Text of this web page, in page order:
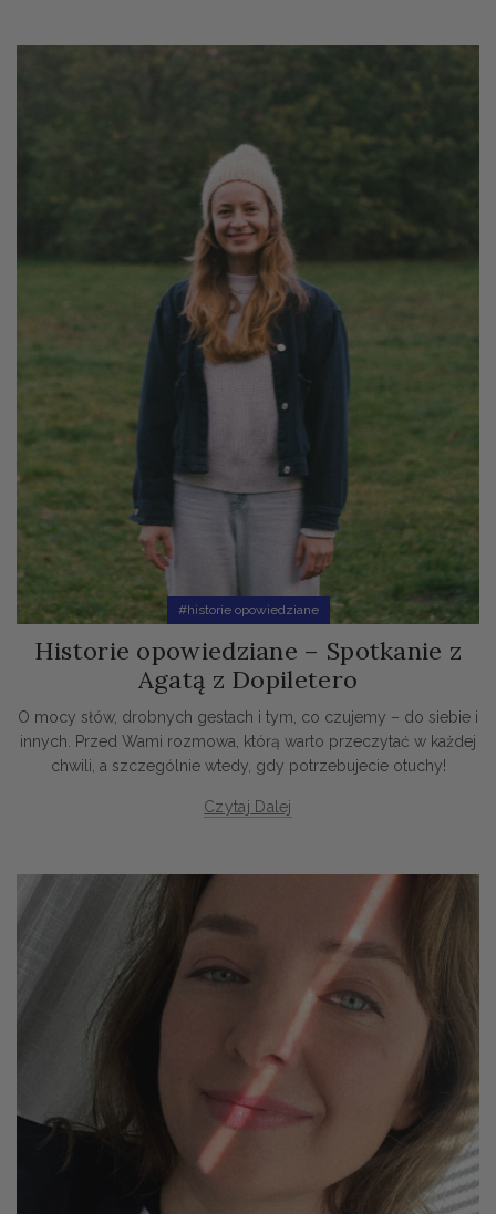
#historie opowiedziane
Historie opowiedziane – Spotkanie z
Agatą z Dopiletero
O mocy słów, drobnych gestach i tym, co czujemy – do siebie i
innych. Przed Wami rozmowa, którą warto przeczytać w każdej
chwili, a szczególnie wtedy, gdy potrzebujecie otuchy!
Czytaj Dalej